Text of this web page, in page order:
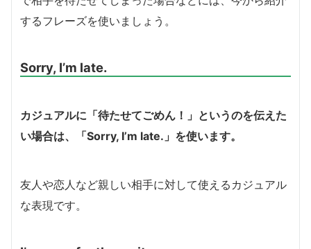
するフレーズを使いましょう。
Sorry, I’m late.
カジュアルに「待たせてごめん！」というのを伝えた
い場合は、「Sorry, I’m late.」を使います。
友人や恋人など親しい相手に対して使えるカジュアル
な表現です。